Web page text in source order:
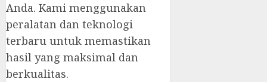
Anda. Kami menggunakan
peralatan dan teknologi
terbaru untuk memastikan
hasil yang maksimal dan
berkualitas.